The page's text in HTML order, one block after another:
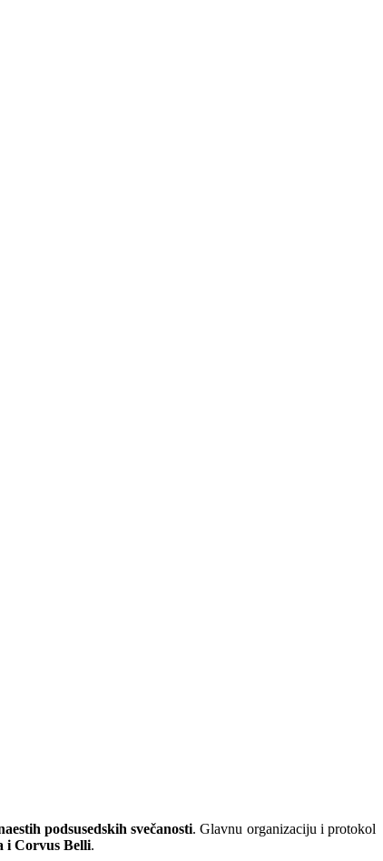
podsusedskih svečanosti. Glavnu organizaciju i protokol
i Corvus Belli.